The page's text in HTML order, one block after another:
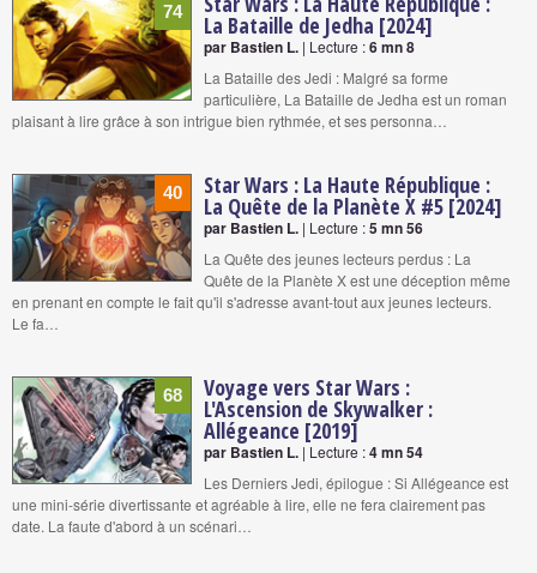
74 La Bataille de Jedha [2024]
par Bastien L. | Lecture :6 mn 8
La Bataille des Jedi : Malgré sa forme
particulière, La Bataille de Jedha est un roman
plaisant à lire grâce à son intrigue bien rythmée, et ses personna…
40 Star Wars : La Haute République :
La Quête de la Planète X #5 [2024]
par Bastien L. | Lecture :5 mn 56
La Quête des jeunes lecteurs perdus : La
Quête de la Planète X est une déception même
en prenant en compte le fait qu'il s'adresse avant-tout aux jeunes lecteurs.
Le fa…
68 Voyage vers Star Wars :
L'Ascension de Skywalker :
Allégeance [2019]
par Bastien L. | Lecture :4 mn 54
Les Derniers Jedi, épilogue : Si Allégeance est
une mini-série divertissante et agréable à lire, elle ne fera clairement pas
date. La faute d'abord à un scénari…